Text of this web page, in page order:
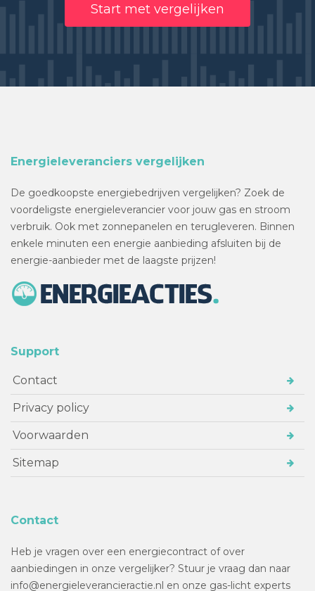
Start met vergelijken
Energieleveranciers vergelijken
De goedkoopste energiebedrijven vergelijken? Zoek de
voordeligste energieleverancier voor jouw gas en stroom
verbruik. Ook met zonnepanelen en terugleveren. Binnen
enkele minuten een energie aanbieding afsluiten bij de
energie-aanbieder met de laagste prijzen!
Support
Contact
Privacy policy
Voorwaarden
Sitemap
Contact
Heb je vragen over een energiecontract of over
aanbiedingen in onze vergelijker? Stuur je vraag dan naar
info@energieleverancieractie.nl en onze gas-licht experts